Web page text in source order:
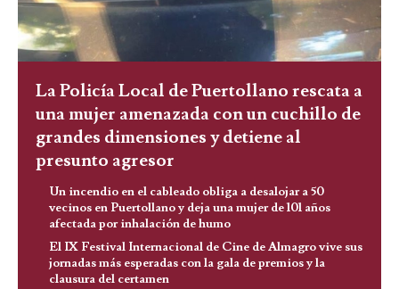
La Policía Local de Puertollano rescata a
una mujer amenazada con un cuchillo de
grandes dimensiones y detiene al
presunto agresor
Un incendio en el cableado obliga a desalojar a 50
vecinos en Puertollano y deja una mujer de 101 años
afectada por inhalación de humo
El IX Festival Internacional de Cine de Almagro vive sus
jornadas más esperadas con la gala de premios y la
clausura del certamen